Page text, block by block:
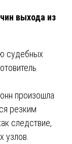
выхода из
судебных
произошла
резким
следствие,
узлов.